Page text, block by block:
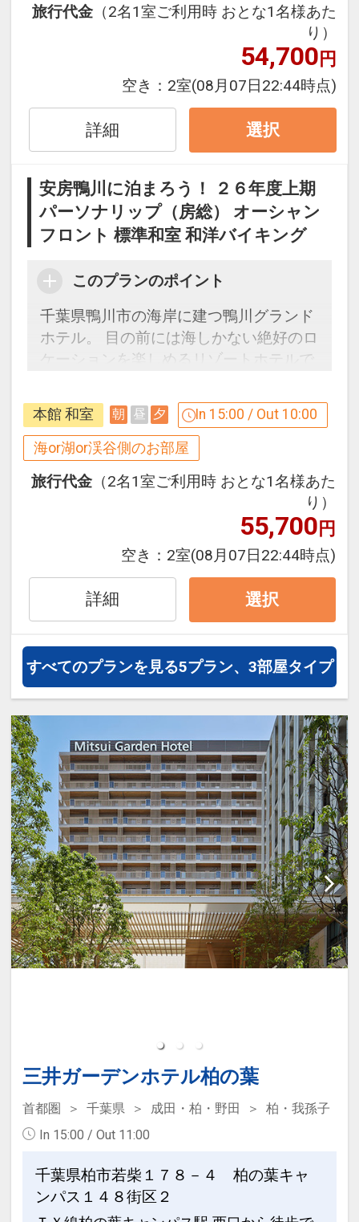
早期予約限定！２１日前までのご予約が
お得です。
※本プランは２１日前までの受付限定で
す。
人数、おとな・こどもの内訳、食事条
件・内容 等）はできません。
●ウェルカムドリンクをご用意（滞在中1
※旅行代金に含まれます。
30日
インターネットコース番号：DP-1-
17201135
旅行代金 （2名1室ご利用時 おとな1名様あた
り）
54,700円
空き： 2室(08月07日22:44時点)
詳細 選択
安房鴨川に泊まろう！ ２６年度上期
パーソナリップ（房総） オーシャン
フロント 標準和室 和洋バイキング
このプランのポイント
千葉県鴨川市の海岸に建つ鴨川グランド
ホテル。 目の前には海しかない絶好のロ
ケーションを楽しめるリゾートホテルで
りたっぷりお楽しみください。
お部屋のご案内
●ウェルカムドリンクをご用意（滞在中1
※旅行代金に含まれます。
30日
インターネットコース番号：DP-1-
本館 和室 朝 昼 夕 In 15:00 / Out 10:00
海or湖or渓谷側のお部屋
旅行代金 （2名1室ご利用時 おとな1名様あた
り）
55,700円
空き： 2室(08月07日22:44時点)
詳細 選択
すべてのプランを見る5プラン、3部屋タイプ
三井ガーデンホテル柏の葉
首都圏 千葉県 成田・柏・野田
柏・我孫子
In 15:00 / Out 11:00
千葉県柏市若柴１７８－４ 柏の葉キャ
ンパス１４８街区２